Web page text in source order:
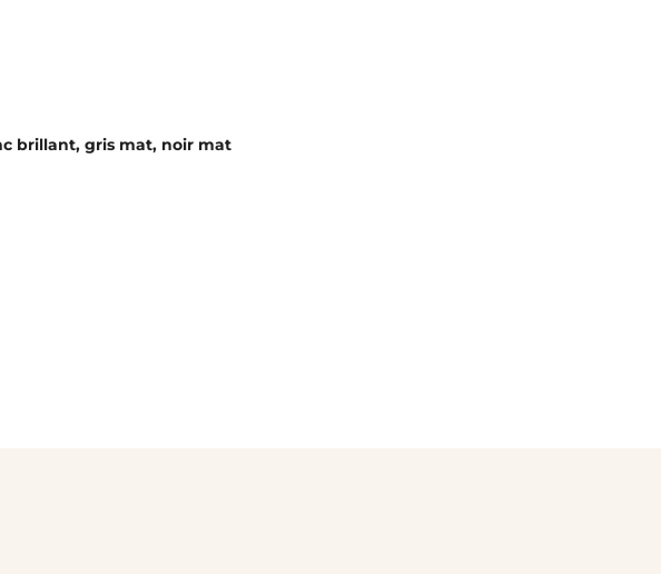
brillant, gris mat, noir mat